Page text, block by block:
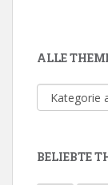
ALLE
Alle
Themen
BELIEBTE